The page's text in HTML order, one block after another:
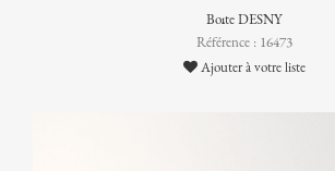
Boîte DESNY
Référence : 16473
Ajouter à votre liste